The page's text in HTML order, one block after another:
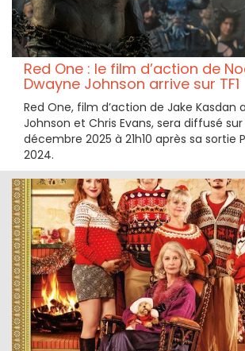
Red One : le film d’action de
Dwayne Johnson arrive sur TF1
Red One, film d’action de Jake Kasdan
Johnson et Chris Evans, sera diffusé sur
décembre 2025 à 21h10 après sa sortie
2024.